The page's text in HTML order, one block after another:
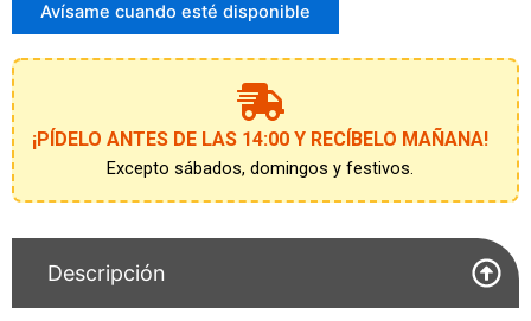
para
unirte
a
la
lista
de
espera
Avísame cuando esté disponible
¡PÍDELO ANTES DE LAS 14:00 Y RECÍBELO MAÑANA!
Excepto sábados, domingos y festivos.
Descripción